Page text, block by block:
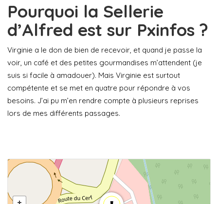
Pourquoi la Sellerie
d’Alfred est sur Pxinfos ?
Virginie a le don de bien de recevoir, et quand je passe la
voir, un café et des petites gourmandises m’attendent (je
suis si facile à amadouer). Mais Virginie est surtout
compétente et se met en quatre pour répondre à vos
besoins. J’ai pu m’en rendre compte à plusieurs reprises
lors de mes différents passages.